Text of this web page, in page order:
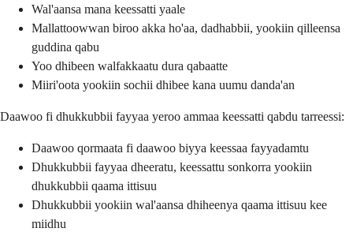
Wal'aansa mana keessatti yaale
Mallattoowwan biroo akka ho'aa, dadhabbii, yookiin qilleensa
guddina qabu
Yoo dhibeen walfakkaatu dura qabaatte
Miiri'oota yookiin sochii dhibee kana uumu danda'an
Daawoo fi dhukkubbii fayyaa yeroo ammaa keessatti qabdu tarreessi:
Daawoo qormaata fi daawoo biyya keessaa fayyadamtu
Dhukkubbii fayyaa dheeratu, keessattu sonkorra yookiin
dhukkubbii qaama ittisuu
Dhukkubbii yookiin wal'aansa dhiheenya qaama ittisuu kee
miidhu